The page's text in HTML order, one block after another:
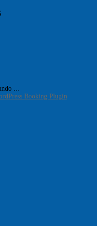
Booking Plugin